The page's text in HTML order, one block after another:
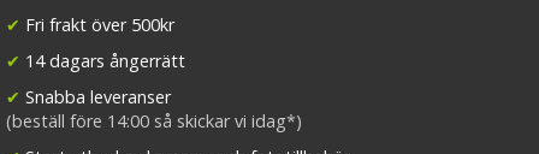
✔ Fri frakt över 500kr
✔ 14 dagars ångerrätt
✔ Snabba leveranser
(beställ före 14:00 så skickar vi idag*)